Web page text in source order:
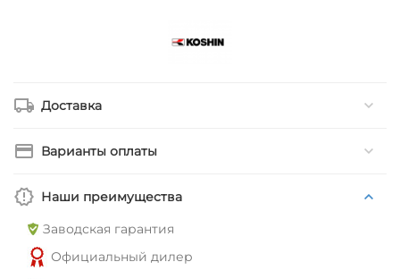
Доставка
Варианты оплаты
Наши преимущества
Заводская гарантия
Официальный дилер